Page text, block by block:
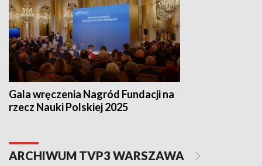
Gala wręczenia Nagród Fundacji na
rzecz Nauki Polskiej 2025
ARCHIWUM TVP3 WARSZAWA